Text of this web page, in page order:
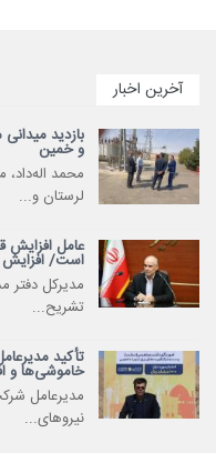
آخرین اخبار
بازدید
و خمین
محمد
لرستان و...
عامل افزایش
است/ افزایش
مدیرکل دفتر
تشریح...
تأکید
خاموشی‌ها و
مدیرعامل
نیروهای...